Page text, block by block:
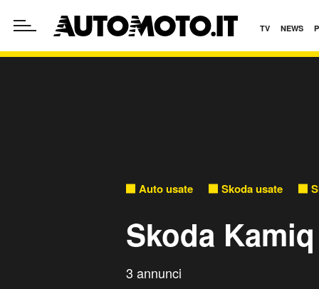
TV NEWS
Auto usate Skoda usate
Skoda
3 annunci